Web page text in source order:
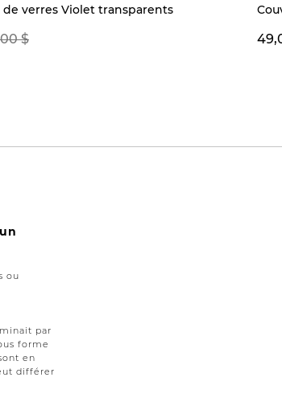
verres Violet transparents
$
ou
par
forme
en
différer